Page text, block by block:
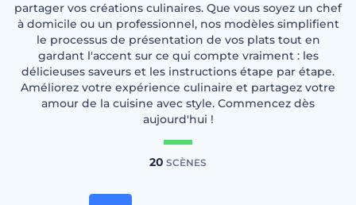
partager vos créations culinaires. Que vous soyez un chef
à domicile ou un professionnel, nos modèles simplifient
le processus de présentation de vos plats tout en
gardant l'accent sur ce qui compte vraiment : les
délicieuses saveurs et les instructions étape par étape.
Améliorez votre expérience culinaire et partagez votre
amour de la cuisine avec style. Commencez dès
aujourd'hui !
20 SCÈNES